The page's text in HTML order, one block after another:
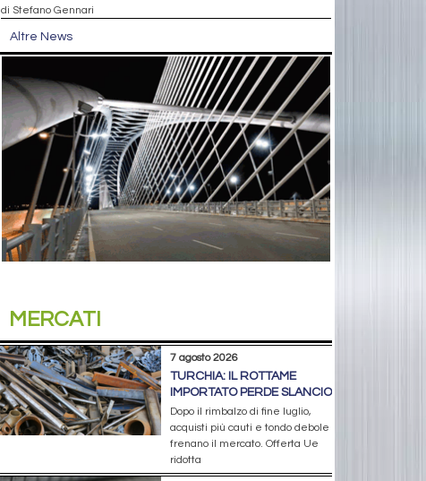
di Stefano Gennari
Altre News
MERCATI
7 agosto 2026
TURCHIA: IL ROTTAME
IMPORTATO PERDE SLANCIO
Dopo il rimbalzo di fine luglio,
acquisti più cauti e tondo debole
frenano il mercato. Offerta Ue
ridotta